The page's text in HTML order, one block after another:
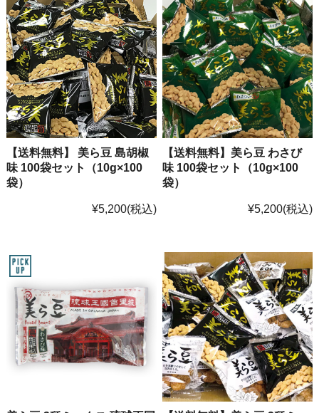
【送料無料】 美ら豆 島胡椒
味 100袋セット（10g×100
袋）
¥5,200(税込)
【送料無料】美ら豆 わさび
味 100袋セット（10g×100
袋）
¥5,200(税込)